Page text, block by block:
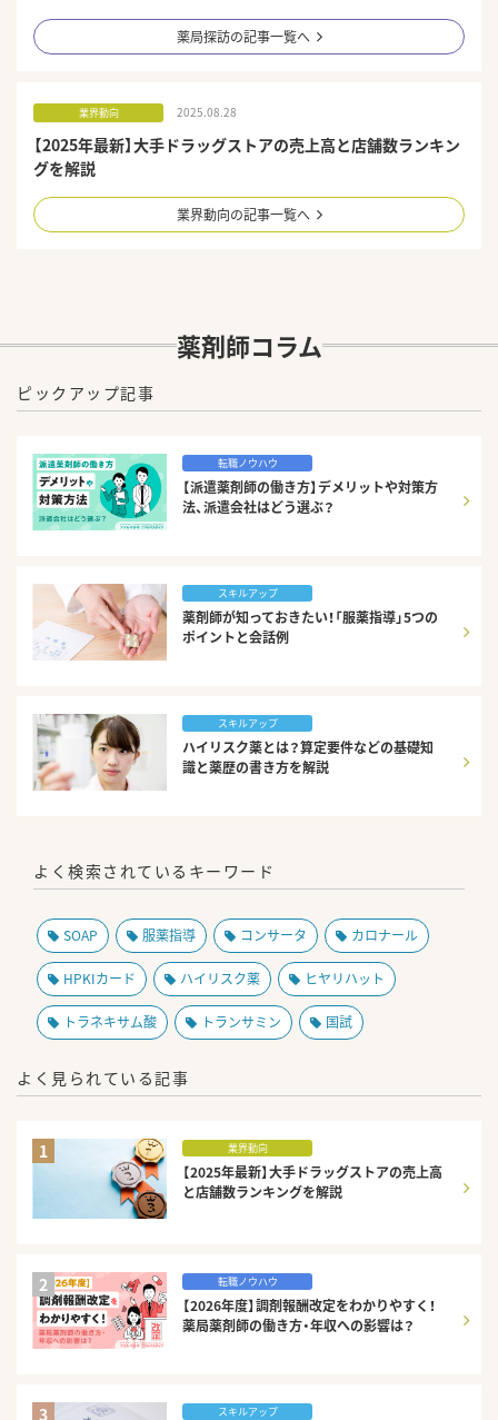
薬局探訪の記事一覧へ
業界動向 2025.08.28
【2025年最新】大手ドラッグストアの売上高と店舗数ランキン
グを解説
業界動向の記事一覧へ
薬剤師コラム
ピックアップ記事
転職ノウハウ
【派遣薬剤師の働き方】デメリットや対策方
法、派遣会社はどう選ぶ？
スキルアップ
薬剤師が知っておきたい！「服薬指導」5つの
ポイントと会話例
スキルアップ
ハイリスク薬とは？算定要件などの基礎知
識と薬歴の書き方を解説
よく検索されているキーワード
SOAP 服薬指導 コンサータ カロナール
HPKIカード ハイリスク薬 ヒヤリハット
トラネキサム酸 トランサミン 国試
よく見られている記事
1 業界動向
【2025年最新】大手ドラッグストアの売上高
と店舗数ランキングを解説
2 転職ノウハウ
【2026年度】調剤報酬改定をわかりやすく！
薬局薬剤師の働き方・年収への影響は？
3 スキルアップ